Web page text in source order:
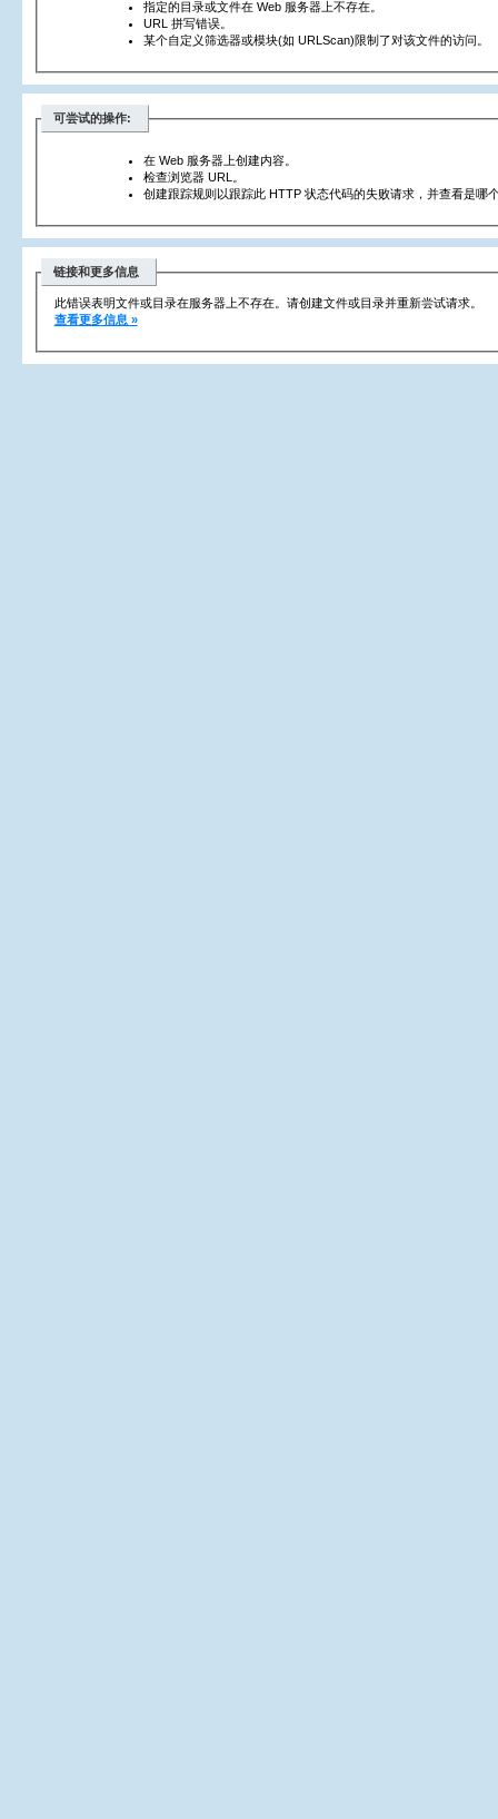
指定的目录或文件在 Web 服务器上不存在。
URL 拼写错误。
某个自定义筛选器或模块(如 URLScan)限制了对该文件的访问。
可尝试的操作:
在 Web 服务器上创建内容。
检查浏览器 URL。
创建跟踪规则以跟踪此 HTTP 状态代码的失败请求，并查看是哪
链接和更多信息
此错误表明文件或目录在服务器上不存在。请创建文件或目录并重新尝试请求。
查看更多信息 »